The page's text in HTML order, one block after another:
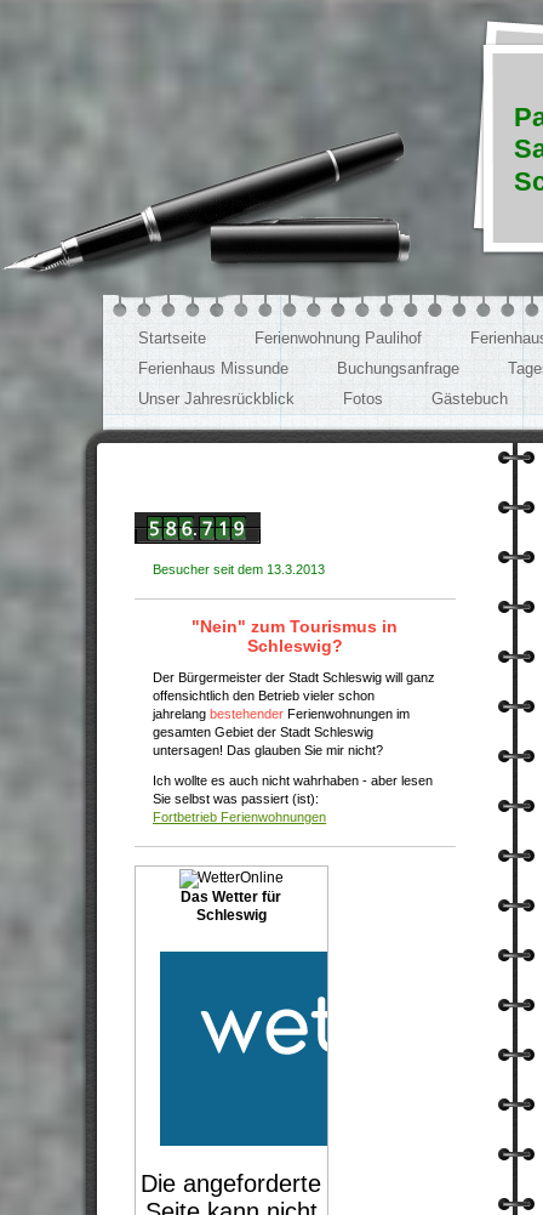
Startseite Ferienwohnung Paulihof
Ferienhaus Missunde
Buchungsanfrage
Unser Jahresrückblick
Fotos Gästebuch
Besucher seit dem 13.3.2013
"Nein" zum Tourismus in
Schleswig?
Der Bürgermeister der Stadt Schleswig will ganz
offensichtlich den Betrieb vieler schon
jahrelang bestehender Ferienwohnungen im
gesamten Gebiet der Stadt Schleswig
untersagen! Das glauben Sie mir nicht?
Ich wollte es auch nicht wahrhaben - aber lesen
Sie selbst was passiert (ist):
Fortbetrieb Ferienwohnungen
Das Wetter für
Schleswig